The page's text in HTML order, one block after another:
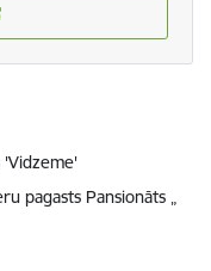
'Vidzeme'
pagasts Pansionāts „